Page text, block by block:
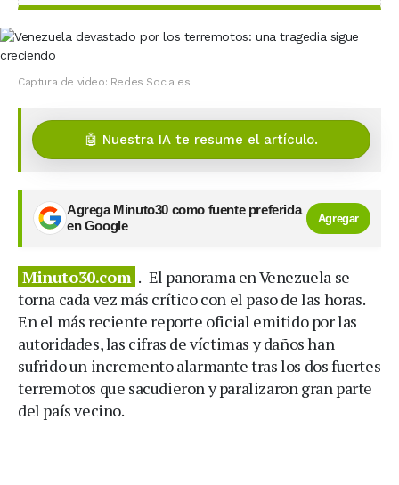
Captura de video: Redes Sociales
🤖 Nuestra IA te resume el artículo.
Agrega Minuto30 como fuente preferida
en Google
Agregar
Minuto30.com .- El panorama en Venezuela se
torna cada vez más crítico con el paso de las horas.
En el más reciente reporte oficial emitido por las
autoridades, las cifras de víctimas y daños han
sufrido un incremento alarmante tras los dos fuertes
terremotos que sacudieron y paralizaron gran parte
del país vecino.